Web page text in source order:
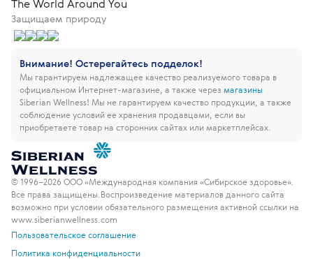
The World Around You
Защищаем природу
Внимание! Остерегайтесь подделок!
Мы гарантируем надлежащее качество реализуемого товара в
официальном Интернет-магазине, а также через магазины
Siberian Wellness! Мы не гарантируем качество продукции, а также
соблюдение условий ее хранения продавцами, если вы
приобретаете товар на сторонних сайтах или маркетплейсах.
© 1996–2026 ООО «Международная компания «Сибирское здоровье».
Все права защищены. Воспроизведение материалов данного сайта
возможно при условии обязательного размещения активной ссылки на
www.siberianwellness.com
Пользовательское соглашение
Политика конфиденциальности